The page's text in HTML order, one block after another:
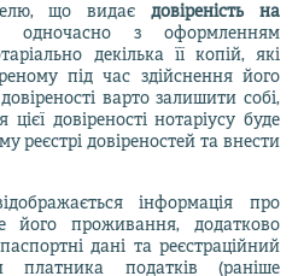
що видаєдовіреність на
одночасно з оформленням
декілька її копій, які
під час здійснення його
варто залишити собі,
довіреності нотаріусу буде
реєстрі довіреностей та внести
інформація про
його проживання, додатково
дані та реєстраційний
платника податків (раніше